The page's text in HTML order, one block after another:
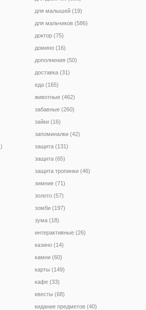
для малышей (19)
для мальчиков (586)
доктор (75)
домино (16)
дополнения (50)
доставка (31)
еда (165)
животные (462)
забавные (260)
зайки (16)
запоминалки (42)
защита (131)
защита (65)
защита тропинки (46)
зимние (71)
золото (57)
зомби (197)
зума (18)
интерактивные (26)
казино (14)
камни (60)
карты (149)
кафе (33)
квесты (68)
кидание предметов (40)